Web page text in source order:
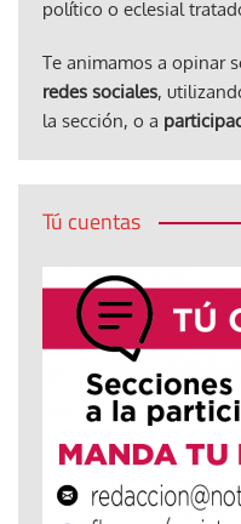
político o eclesial
Te animamos a opinar
redes sociales,
la sección, o a
Tú cuentas